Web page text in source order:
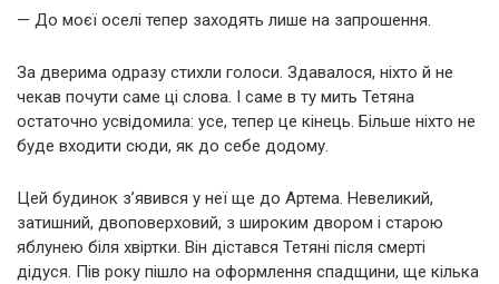
— До моєї оселі тепер заходять лише на запрошення.
За дверима одразу стихли голоси. Здавалося, ніхто й не
чекав почути саме ці слова. І саме в ту мить Тетяна
остаточно усвідомила: усе, тепер це кінець. Більше ніхто не
буде входити сюди, як до себе додому.
Цей будинок з’явився у неї ще до Артема. Невеликий,
затишний, двоповерховий, з широким двором і старою
яблунею біля хвіртки. Він дістався Тетяні після смерті
дідуся. Пів року пішло на оформлення спадщини, ще кілька